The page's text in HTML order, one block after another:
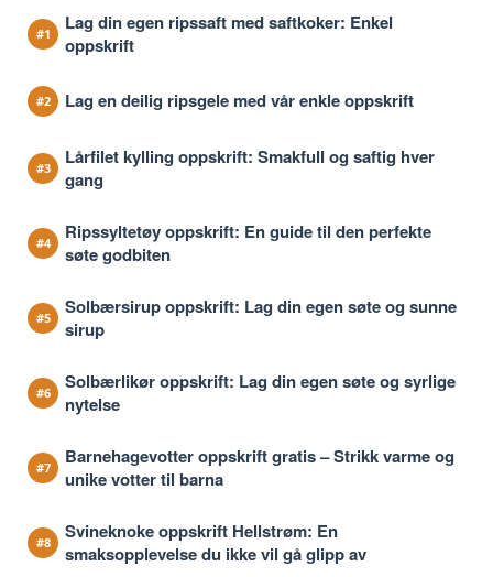
Lag din egen ripssaft med saftkoker: Enkel
oppskrift
Lag en deilig ripsgele med vår enkle oppskrift
Lårfilet kylling oppskrift: Smakfull og saftig hver
gang
Ripssyltetøy oppskrift: En guide til den perfekte
søte godbiten
Solbærsirup oppskrift: Lag din egen søte og sunne
sirup
Solbærlikør oppskrift: Lag din egen søte og syrlige
nytelse
Barnehagevotter oppskrift gratis – Strikk varme og
unike votter til barna
Svineknoke oppskrift Hellstrøm: En
smaksopplevelse du ikke vil gå glipp av